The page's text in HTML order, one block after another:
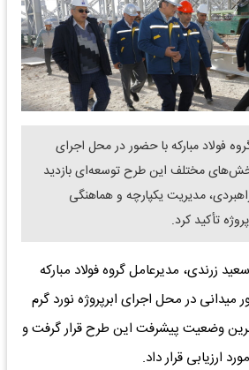
فولاد مبارکه با حضور در محل اجرای
نورد گرم ۲، از بخش‌های مختلف این طرح توسعه‌ای بازدید
مدیریت یکپارچه و هماهنگی
تأکید کرد.
زرندی، مدیرعامل گروه فولاد مبارکه
حضور میدانی در محل اجرای ابرپروژه نورد گرم
وضعیت پیشرفت این طرح قرار گرفت و
ارزیابی قرار داد.